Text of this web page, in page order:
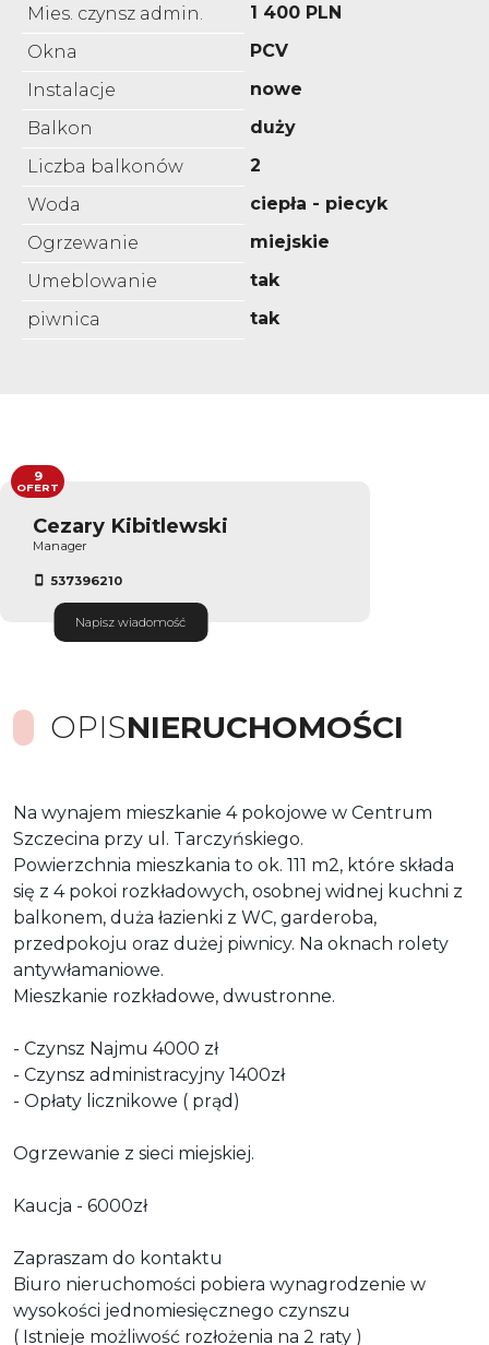
Mies. czynsz admin.
1 400 PLN
Okna
PCV
Instalacje
nowe
Balkon
duży
Liczba balkonów
2
Woda
ciepła - piecyk
Ogrzewanie
miejskie
Umeblowanie
tak
piwnica
tak
Cezary Kibitlewski
Manager
537396210
Napisz wiadomość
9
OFERT
OPISNIERUCHOMOŚCI
Na wynajem mieszkanie 4 pokojowe w Centrum
Szczecina przy ul. Tarczyńskiego.
Powierzchnia mieszkania to ok. 111 m2, które składa
się z 4 pokoi rozkładowych, osobnej widnej kuchni z
balkonem, duża łazienki z WC, garderoba,
przedpokoju oraz dużej piwnicy. Na oknach rolety
antywłamaniowe.
Mieszkanie rozkładowe, dwustronne.
- Czynsz Najmu 4000 zł
- Czynsz administracyjny 1400zł
- Opłaty licznikowe ( prąd)
Ogrzewanie z sieci miejskiej.
Kaucja - 6000zł
Zapraszam do kontaktu
Biuro nieruchomości pobiera wynagrodzenie w
wysokości jednomiesięcznego czynszu
( Istnieje możliwość rozłożenia na 2 raty )